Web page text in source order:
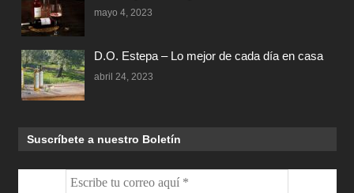
mayo 4, 2023
D.O. Estepa – Lo mejor de cada día en casa
abril 24, 2023
Suscríbete a nuestro Boletín